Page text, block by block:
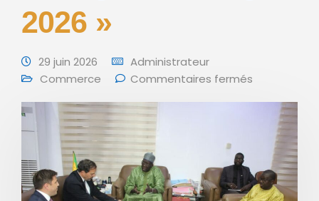
2026 »
29 juin 2026
Administrateur
Commerce
Commentaires fermés